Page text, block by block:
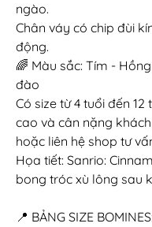
ngào.
Chân váy có chip đùi
động.
🌈 Màu sắc: Tím -
đào
Có size từ 4 tuổi đến 12
cao và cân nặng
hoặc liên hệ shop tư
Họa tiết: Sanrio:
bong tróc xù lông sau
📍 BẢNG SIZE BOMINES: